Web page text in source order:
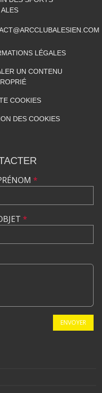
ALES
LÉGALES
UN CONTENU
COOKIES
DES COOKIES
*
*
ENVOYER